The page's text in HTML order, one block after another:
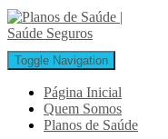
Toggle Navigation
Página Inicial
Quem Somos
Planos de Saúde